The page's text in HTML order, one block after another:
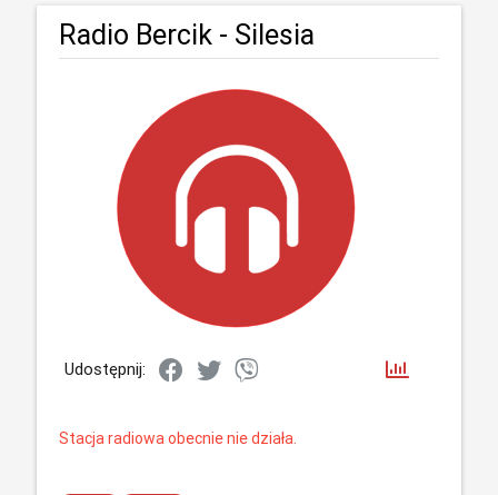
Radio Bercik - Silesia
Udostępnij:
Stacja radiowa obecnie nie działa.